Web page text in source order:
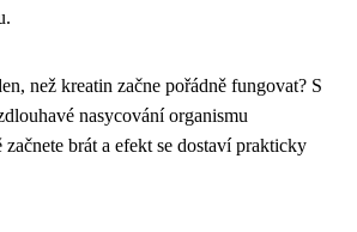
než kreatin začne pořádně fungovat? S
nasycování organismu
začnete brát a efekt se dostaví prakticky